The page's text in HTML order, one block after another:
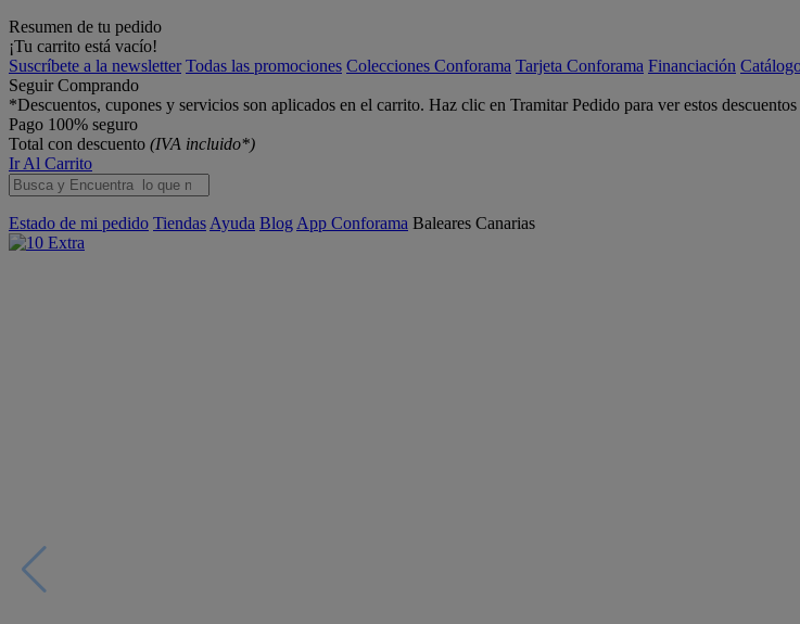
Resumen de tu pedido
¡Tu carrito está vacío!
Suscríbete a la newsletter Todas las promociones Colecciones Conforama Tarjeta Conforama Financiación
Seguir Comprando
*Descuentos, cupones y servicios son aplicados en el carrito. Haz clic en Tramitar Pedido para ver estos
Pago 100% seguro
Total con descuento (IVA incluido*)
Ir Al Carrito
Estado de mi pedido Tiendas Ayuda Blog App Conforama Baleares Canarias